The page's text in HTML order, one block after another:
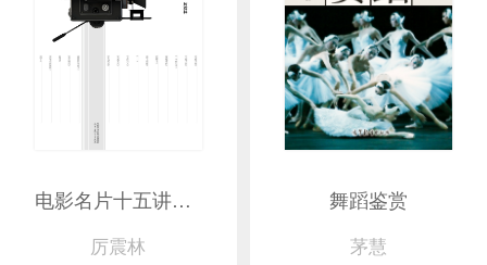
电影名片十五讲（第二版）
厉震林
舞蹈鉴赏
茅慧